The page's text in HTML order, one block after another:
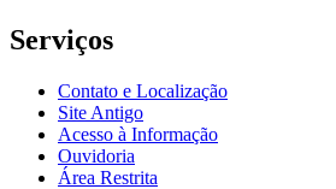
Serviços
Contato e Localização
Site Antigo
Acesso à Informação
Ouvidoria
Área Restrita